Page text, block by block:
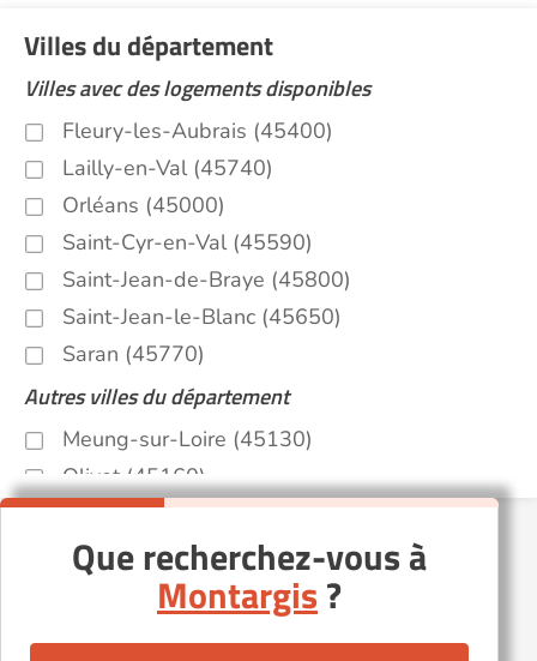
Villes du département
Villes avec des logements disponibles
Fleury-les-Aubrais (45400)
Lailly-en-Val (45740)
Orléans (45000)
Saint-Cyr-en-Val (45590)
Saint-Jean-de-Braye (45800)
Saint-Jean-le-Blanc (45650)
Saran (45770)
Autres villes du département
Meung-sur-Loire (45130)
Olivet (45160)
Saint-Pryvé-Saint-Mesmin (45750)
Que recherchez-vous à
Montargis?